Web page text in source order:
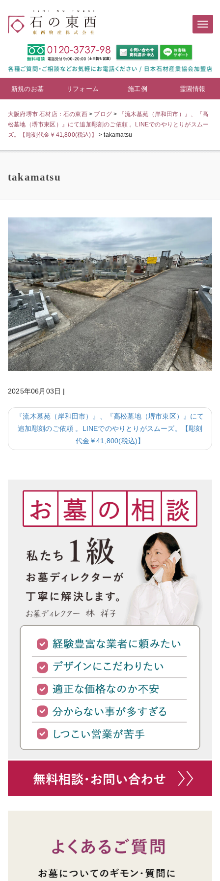
新規のお墓 リフォーム 施工例 霊園情報
大阪府堺市 石材店：石の東西> ブログ >
『流木墓苑（岸和田市）』、『髙
松墓地（堺市東区）』にて追加彫刻のご依頼 。LINEでのやりとりがスムー
ズ。【彫刻代金￥41,800(税込)】
>takamatsu
takamatsu
2025年06月03日 |
『流木墓苑（岸和田市）』、『髙松墓地（堺市東区）』にて
追加彫刻のご依頼 。LINEでのやりとりがスムーズ。【彫刻
代金￥41,800(税込)】